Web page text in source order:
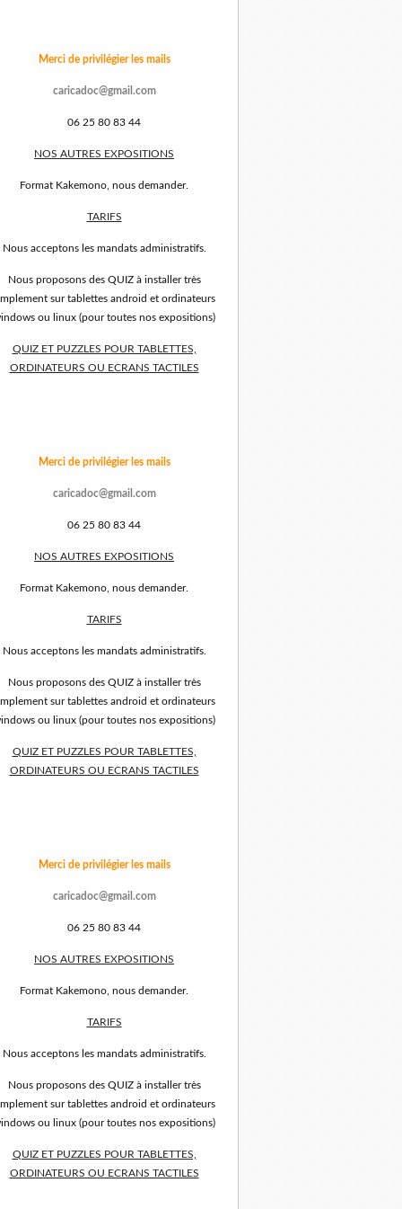
Merci de privilégier les mails
caricadoc@gmail.com
06 25 80 83 44
NOS AUTRES EXPOSITIONS
Format Kakemono, nous demander.
TARIFS
Nous acceptons les mandats administratifs.
Nous proposons des QUIZ à installer très
sur tablettes android et ordinateurs
ou linux (pour toutes nos expositions)
QUIZ ET PUZZLES POUR TABLETTES,
ORDINATEURS OU ECRANS TACTILES
Merci de privilégier les mails
caricadoc@gmail.com
06 25 80 83 44
NOS AUTRES EXPOSITIONS
Format Kakemono, nous demander.
TARIFS
Nous acceptons les mandats administratifs.
Nous proposons des QUIZ à installer très
sur tablettes android et ordinateurs
ou linux (pour toutes nos expositions)
QUIZ ET PUZZLES POUR TABLETTES,
ORDINATEURS OU ECRANS TACTILES
Merci de privilégier les mails
caricadoc@gmail.com
06 25 80 83 44
NOS AUTRES EXPOSITIONS
Format Kakemono, nous demander.
TARIFS
Nous acceptons les mandats administratifs.
Nous proposons des QUIZ à installer très
sur tablettes android et ordinateurs
ou linux (pour toutes nos expositions)
QUIZ ET PUZZLES POUR TABLETTES,
ORDINATEURS OU ECRANS TACTILES